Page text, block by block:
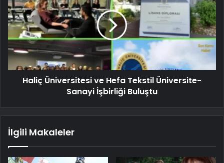
Haliç Üniversitesi ve Hefa Tekstil Üniversite-
Sanayi İşbirliği Buluştu
İlgili Makaleler